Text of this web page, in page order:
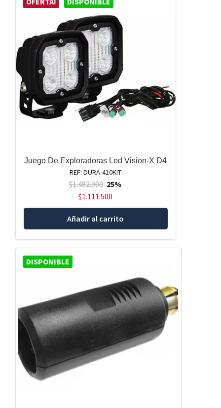
Juego De Exploradoras Led Vision-X D4
REF: DURA-410KIT
$1.482.000 25%
$1.111.500
Añadir al carrito
DISPONIBLE